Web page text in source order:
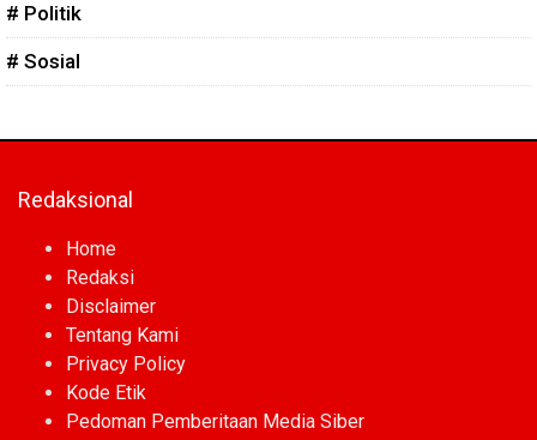
# Politik
# Sosial
Redaksional
Home
Redaksi
Disclaimer
Tentang Kami
Privacy Policy
Kode Etik
Pedoman Pemberitaan Media Siber